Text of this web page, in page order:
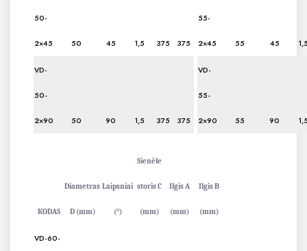
50-
2×45 50 45 1,5 375 375
55-
2×45 55 45
VD-
50-
2×90 50 90 1,5 375 375
VD-
55-
2×90 55 90
KODAS
Diametras
D (mm)
Laipsniai
(°)
Sienėle
storis C
(mm)
Ilgis A
(mm)
Ilgis B
(mm)
VD-60-